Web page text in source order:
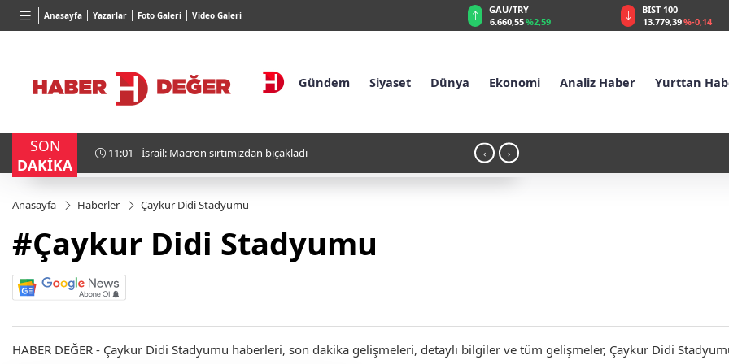
Anasayfa Yazarlar Foto Galeri Video Galeri
TND
16,3788%0,90
BGN
27,9743 %-0,22
GAU/TRY
6.660,55%2,59
BIST 100
13.779,39%-0,14
Gündem Siyaset Dünya Ekonomi Analiz Haber Yurttan
SON
DAKİKA
11:01 - İsrail: Macron sırtımızdan bıçakladı ‹ ›
Anasayfa Haberler Çaykur Didi Stadyumu
#Çaykur Didi Stadyumu
HABER DEĞER - Çaykur Didi Stadyumu haberleri, son dakika gelişmeleri, detaylı bilgiler ve tüm gelişmeler, Çaykur Didi